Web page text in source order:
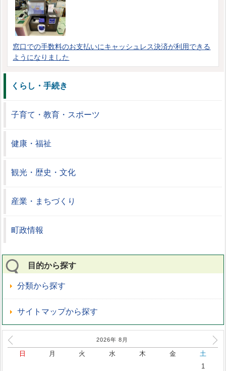
窓口での手数料のお支払いにキャッシュレス決済が利用できる
ようになりました
くらし・手続き
子育て・教育・スポーツ
健康・福祉
観光・歴史・文化
産業・まちづくり
町政情報
目的から探す
分類から探す
サイトマップから探す
2026年 8 月
日 月 火 水 木 金
土
1